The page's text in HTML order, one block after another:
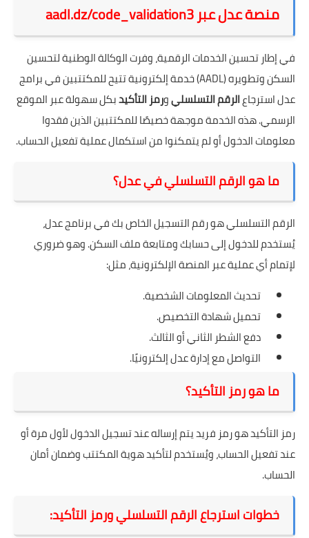
منصة عدل عبر aadl.dz/code_validation3
في إطار تحسين الخدمات الرقمية، وفرت الوكالة الوطنية لتحسين
السكن وتطويره (AADL) خدمة إلكترونية تتيح للمكتتبين في برامج
عدل استرجاعالرقم التسلسليورمز التأكيدبكل سهولة عبر الموقع
الرسمي. هذه الخدمة موجهة خصيصًا للمكتتبين الذين فقدوا
معلومات الدخول أو لم يتمكنوا من استكمال عملية تفعيل الحساب.
ما هو الرقم التسلسلي في عدل؟
الرقم التسلسلي هو رقم التسجيل الخاص بك في برنامج عدل،
يُستخدم للدخول إلى حسابك ومتابعة ملف السكن. وهو ضروري
لإتمام أي عملية عبر المنصة الإلكترونية، مثل:
تحديث المعلومات الشخصية.
تحميل شهادة التخصيص.
دفع الشطر الثاني أو الثالث.
التواصل مع إدارة عدل إلكترونيًا.
ما هو رمز التأكيد؟
رمز التأكيد هو رمز فريد يتم إرساله عند تسجيل الدخول لأول مرة أو
عند تفعيل الحساب، ويُستخدم لتأكيد هوية المكتتب وضمان أمان
الحساب.
خطوات استرجاع الرقم التسلسلي ورمز التأكيد: